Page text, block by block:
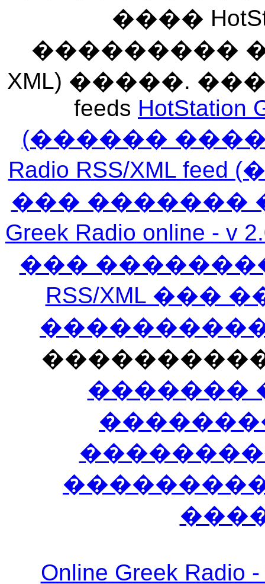
����
��������� ���
XML) �����.
feeds HotStation
(������
Radio RSS/XML
��� �������
Greek Radio
���
RSS/XML
�������
Online Greek